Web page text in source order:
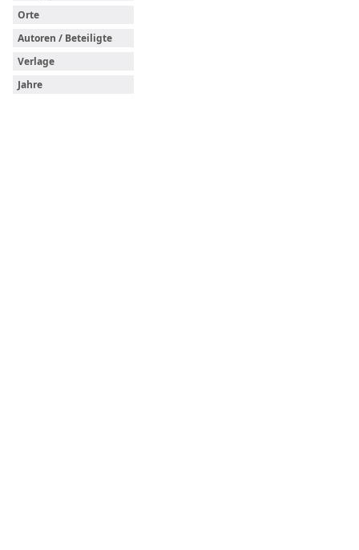
Orte
Autoren / Beteiligte
Verlage
Jahre